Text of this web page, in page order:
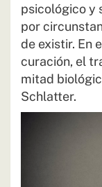
psicológico y
por
de existir. En
curación, el
mitad
Schlatter.